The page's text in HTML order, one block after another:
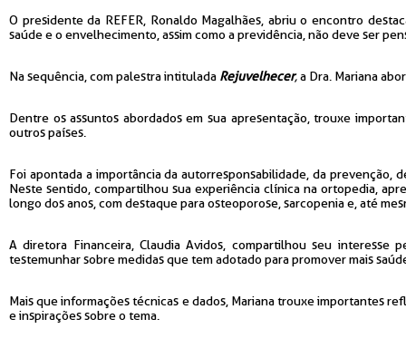
O presidente da REFER, Ronaldo Magalhães, abriu o encontro
saúde e o envelhecimento, assim como a previdência, não deve ser
Na sequência, com palestra intitulada Rejuvelhecer,a Dra. Mariana
Dentre os assuntos abordados em sua apresentação, trouxe
outros países.
Foi apontada a importância da autorresponsabilidade, da prevenção,
Neste sentido, compartilhou sua experiência clínica na ortopedia,
longo dos anos, com destaque para osteoporose, sarcopenia e, até
A diretora Financeira, Claudia Avidos, compartilhou seu
testemunhar sobre medidas que tem adotado para promover mais
Mais que informações técnicas e dados, Mariana trouxe importantes
e inspirações sobre o tema.